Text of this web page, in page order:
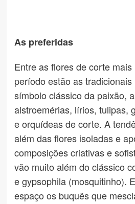
As preferidas
Entre as flores de corte
período estão as
símbolo clássico da paixão,
alstroemérias, lírios, tulipas,
e orquídeas de corte. A
além das flores isoladas e
composições criativas e
vão muito além do clássico
e gypsophila (mosquitinho).
espaço os buquês que